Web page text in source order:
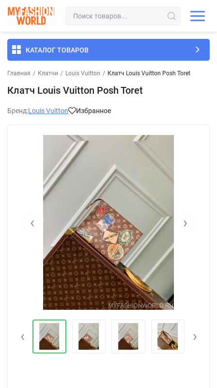
КАТАЛОГ ТОВАРОВ
Главная / Клатчи / Louis Vuitton / Клатч Louis Vuitton Posh Toret
Клатч Louis Vuitton Posh Toret
Бренд:Louis Vuitton Избранное
‹ ›
‹ ›